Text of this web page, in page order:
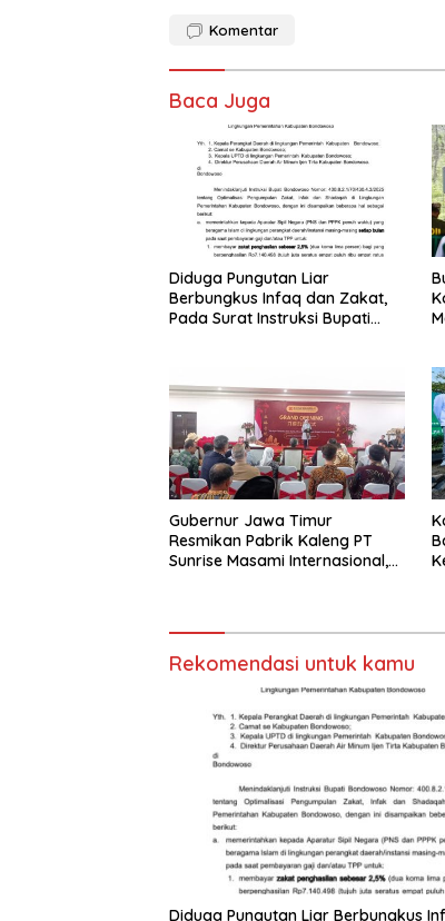
Komentar
Baca Juga
Diduga Pungutan Liar
Berbungkus Infaq dan Zakat,
Pada Surat Instruksi Bupati
Gubernur Jawa Timur
Resmikan Pabrik Kaleng PT
Sunrise Masami Internasional,
Rekomendasi untuk kamu
Diduga Pungutan Liar Berbungkus